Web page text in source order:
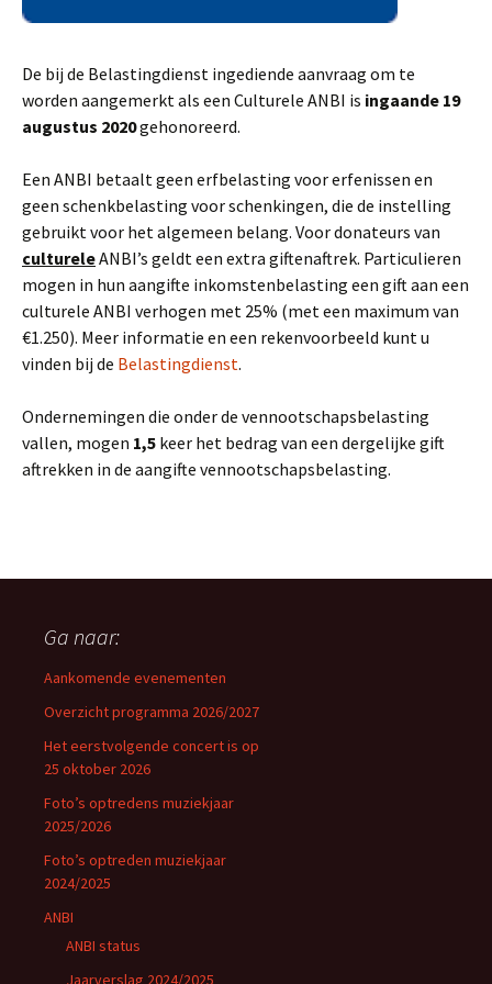
De bij de Belastingdienst ingediende aanvraag om te
worden aangemerkt als een Culturele ANBI is ingaande 19
augustus 2020gehonoreerd.
Een ANBI betaalt geen erfbelasting voor erfenissen en
geen schenkbelasting voor schenkingen, die de instelling
gebruikt voor het algemeen belang. Voor donateurs van
cultureleANBI’s geldt een extra giftenaftrek. Particulieren
mogen in hun aangifte inkomstenbelasting een gift aan een
culturele ANBI verhogen met 25% (met een maximum van
€1.250). Meer informatie en een rekenvoorbeeld kunt u
vinden bij de Belastingdienst.
Ondernemingen die onder de vennootschapsbelasting
vallen, mogen 1,5 keer het bedrag van een dergelijke gift
aftrekken in de aangifte vennootschapsbelasting.
Ga naar:
Aankomende evenementen
Overzicht programma 2026/2027
Het eerstvolgende concert is op
25 oktober 2026
Foto’s optredens muziekjaar
2025/2026
Foto’s optreden muziekjaar
2024/2025
ANBI
ANBI status
Jaarverslag 2024/2025